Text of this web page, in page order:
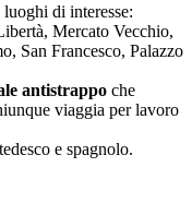
luoghi di interesse:
Mercato Vecchio,
San Francesco, Palazzo
antistrappo che
viaggia per lavoro
e spagnolo.